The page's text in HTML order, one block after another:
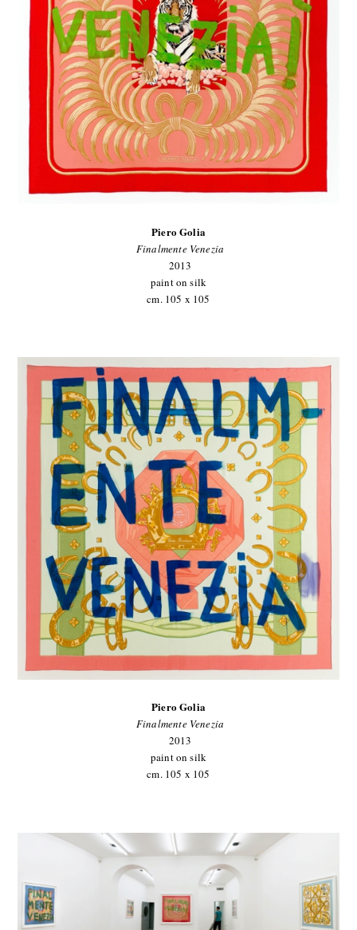
Piero Golia
Finalmente Venezia
2013
paint on silk
cm. 105 x 105
Piero Golia
Finalmente Venezia
2013
paint on silk
cm. 105 x 105